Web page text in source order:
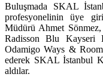
Buluşmada SKAL
profesyonelinin üye
Müdürü Ahmet Sönmez,
Radisson Blu
Odamigo Ways &
ederek SKAL İstanbul
aldılar.